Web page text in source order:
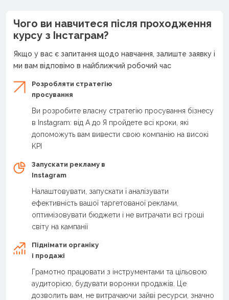
Чого ви навчитеся після проходження
курсу з Інстаграм?
Якщо у вас є запитання щодо навчання, залиште заявку і
ми вам відповімо в найближчий робочий час
Розробляти стратегію
просування
Ви розробите власну стратегію просування бізнесу
в Instagram: від А до Я пройдете всі кроки, які
допоможуть вам вивести свою компанію на високі
KPI
Запускати рекламу в
Instagram
Налаштовувати, запускати і аналізувати
ефективність вашої таргетованої реклами,
оптимізовувати бюджети і не витрачати всі гроші
світу на кампанії
Піднімати органіку
і продажі
Грамотно працювати з інструментами та цільовою
аудиторією, будувати воронки продажів. Це
дозволить вам, не витрачаючи зайві ресурси, значно